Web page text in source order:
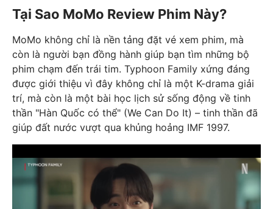
Tại Sao MoMo Review Phim Này?
MoMo không chỉ là nền tảng đặt vé xem phim, mà
còn là người bạn đồng hành giúp bạn tìm những bộ
phim chạm đến trái tim. Typhoon Family xứng đáng
được giới thiệu vì đây không chỉ là một K-drama giải
trí, mà còn là một bài học lịch sử sống động về tinh
thần "Hàn Quốc có thể" (We Can Do It) – tinh thần đã
giúp đất nước vượt qua khủng hoảng IMF 1997.